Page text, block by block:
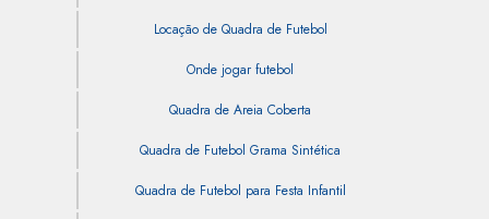
Locação de Quadra de Futebol
Onde jogar futebol
Quadra de Areia Coberta
Quadra de Futebol Grama Sintética
Quadra de Futebol para Festa Infantil